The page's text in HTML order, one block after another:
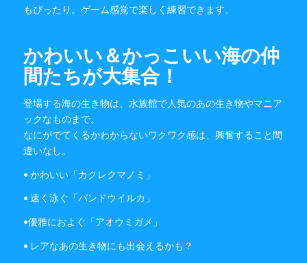
もぴったり。ゲーム感覚で楽しく練習できます。
かわいい＆かっこいい海の仲
間たちが大集合！
登場する海の生き物は、水族館で人気のあの生き物やマニア
ックなものまで。
なにがでてくるかわからないワクワク感は、興奮すること間
違いなし。
• かわいい「カクレクマノミ」
• 速く泳ぐ「バンドウイルカ」
•優雅におよぐ「アオウミガメ」
• レアなあの生き物にも出会えるかも？